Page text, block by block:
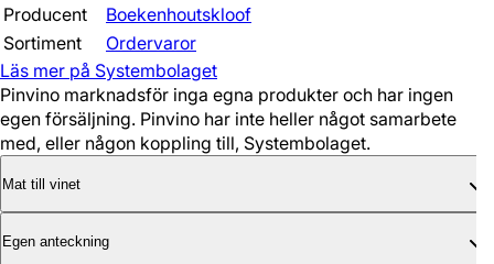
Producent
Boekenhoutskloof
Sortiment
Ordervaror
Läs mer på Systembolaget
Pinvino marknadsför inga egna produkter och har ingen
egen försäljning. Pinvino har inte heller något samarbete
med, eller någon koppling till, Systembolaget.
Mat till vinet
Egen anteckning